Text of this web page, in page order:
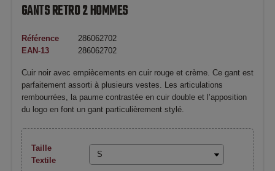
GANTS RETRO 2 HOMMES
Référence
286062702
EAN-13
286062702
Cuir noir avec empiècements en cuir rouge et crème. Ce gant est
parfaitement assorti à plusieurs vestes. Les articulations
rembourrées, la paume contrastée en cuir double et l’apposition
du logo en font un gant particulièrement stylé.
Taille
Textile